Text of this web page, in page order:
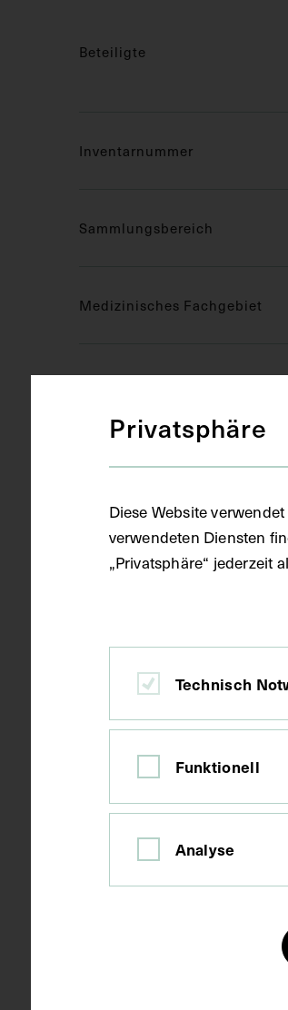
Beteiligte
Inventarnummer
Sammlungsbereich
Medizinisches Fachgebiet
Datierung
Privatsphäre
Diese Website
verwendeten Diensten
„Privatsphäre“ jederzeit
Technisch
Funktionell
Analyse